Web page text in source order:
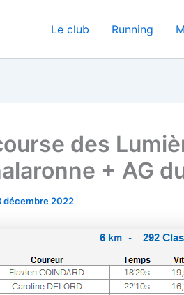
Le club Running
des
+ AG
décembre 2022